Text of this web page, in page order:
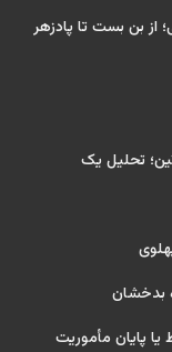
از بن بست تا پادزهر
تحلیل یک
بدخشان
پایان مأموریت